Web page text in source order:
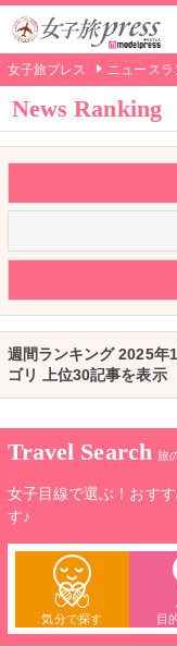
女子旅プレス ニュース
News Ranking
週間ランキング 2025年
ゴリ 上位30記事を表示
Travel Search 旅
女子目線で選ぶ！おす
す♪
気分で探す 目